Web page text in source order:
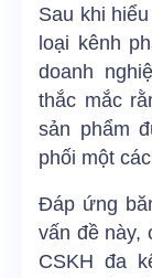
Sau khi
loại kênh
doanh
thắc mắc
sản phẩm
phối một
Đáp ứng
vấn đề này,
CSKH đa